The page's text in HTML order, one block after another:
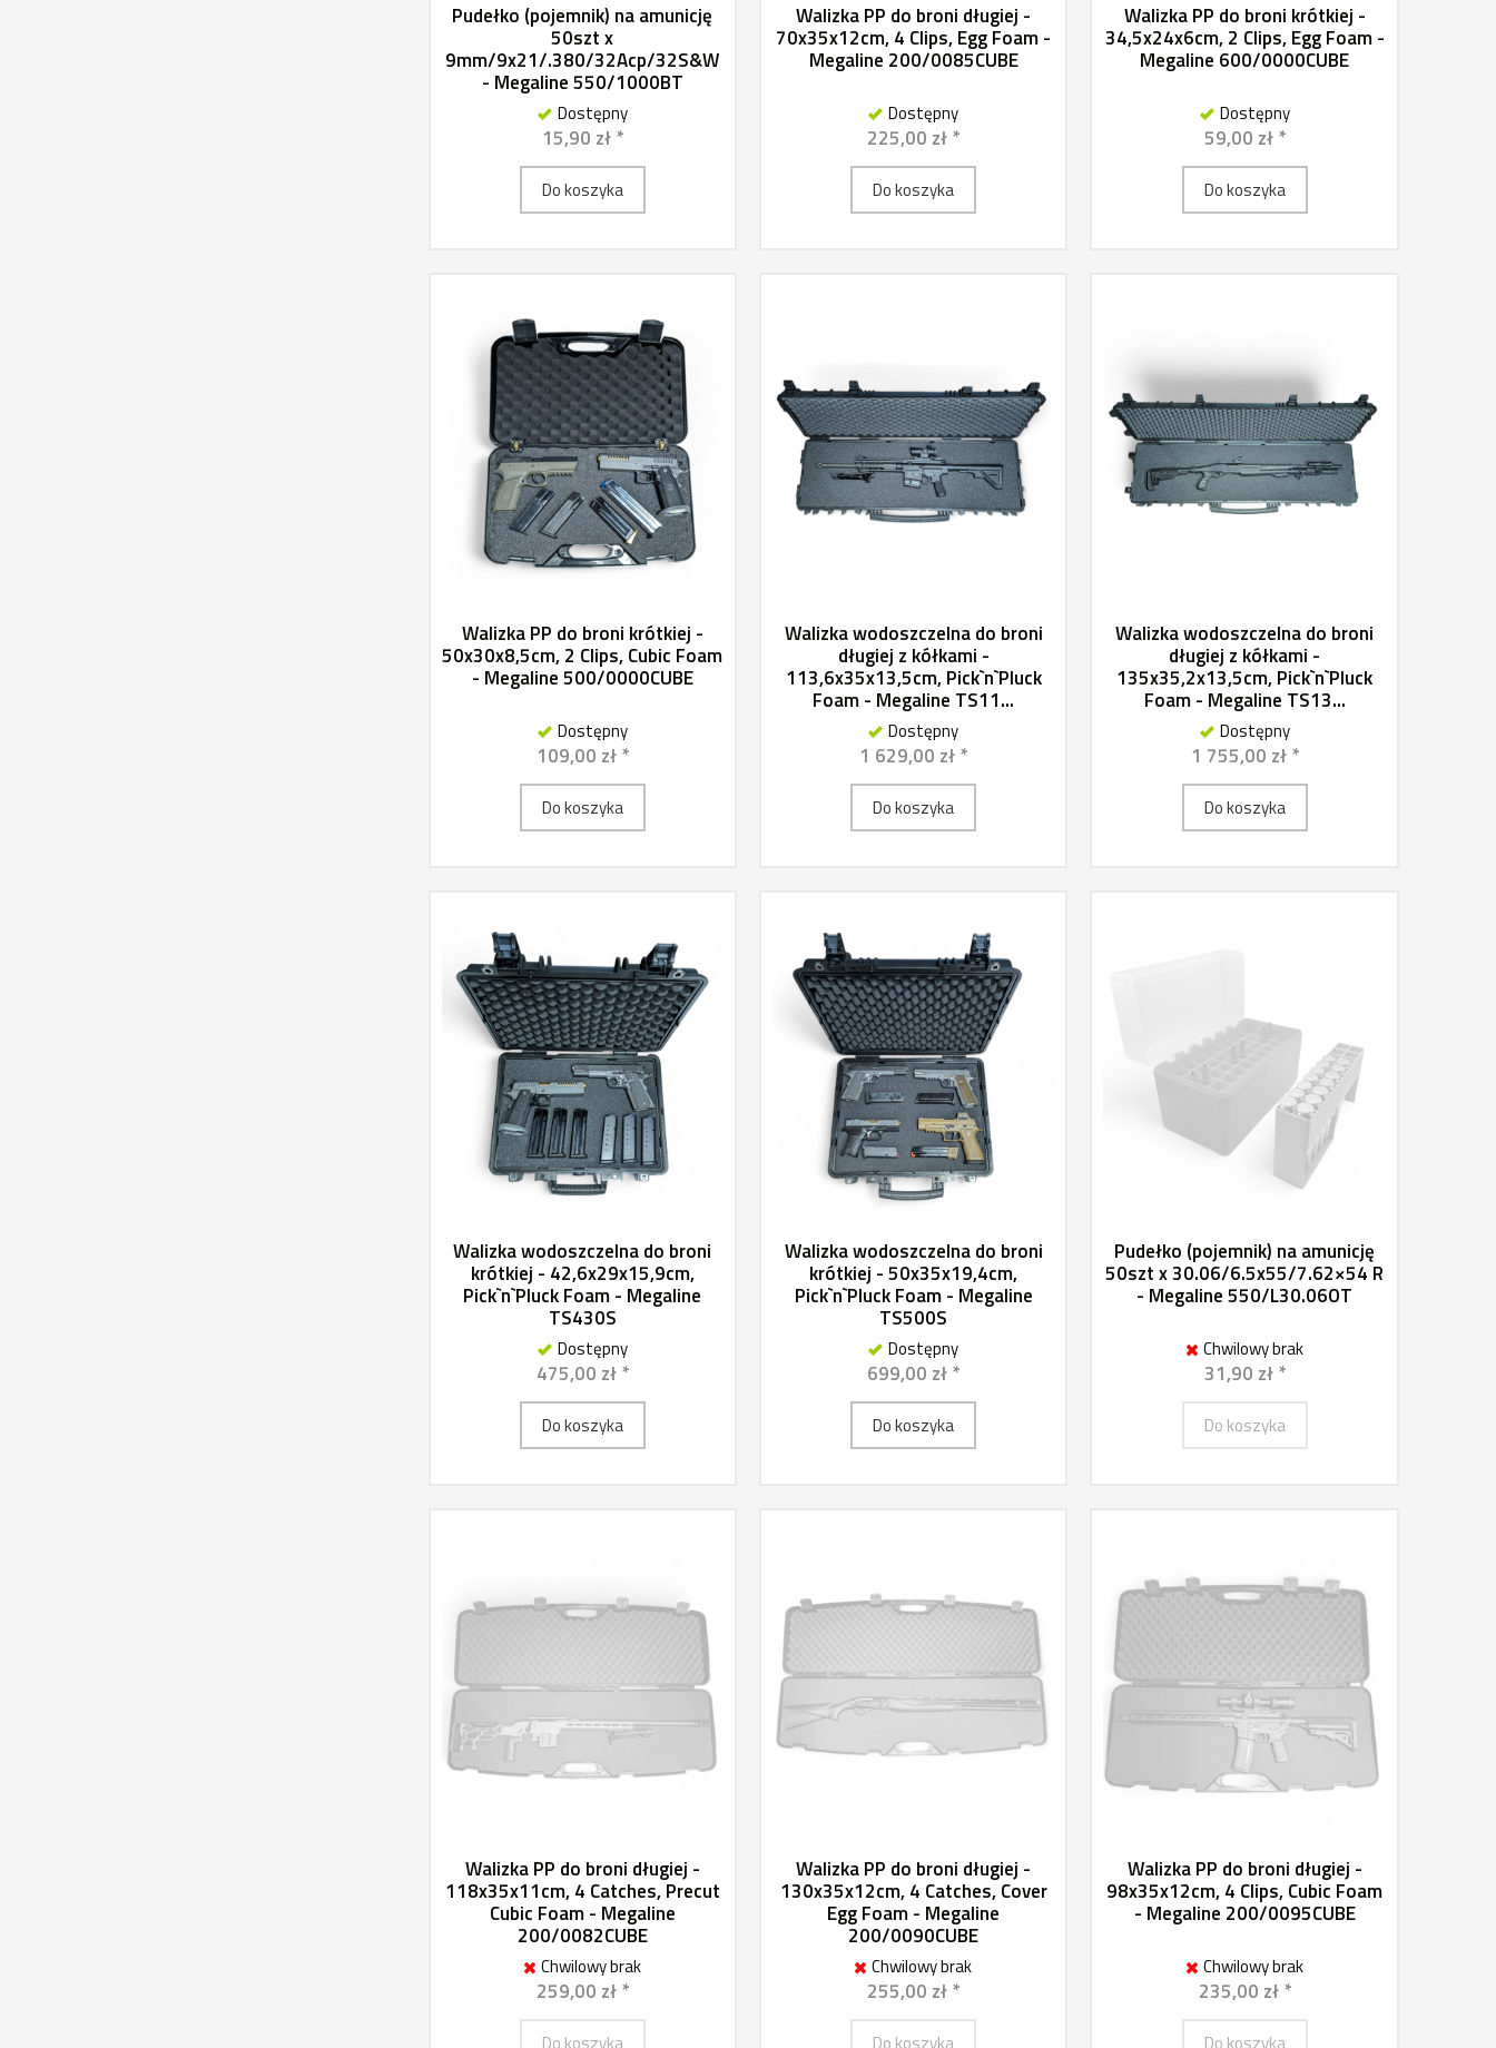
Pudełko (pojemnik) na amunicję
50szt x
9mm/9x21/.380/32Acp/32S&W
- Megaline 550/1000BT
Dostępny
15,90 zł *
Do koszyka
Walizka PP do broni długiej -
70x35x12cm, 4 Clips, Egg Foam -
Megaline 200/0085CUBE
Dostępny
225,00 zł *
Do koszyka
Walizka PP do broni krótkiej -
34,5x24x6cm, 2 Clips, Egg Foam -
Megaline 600/0000CUBE
Dostępny
59,00 zł *
Do koszyka
Walizka PP do broni krótkiej -
50x30x8,5cm, 2 Clips, Cubic Foam
- Megaline 500/0000CUBE
Dostępny
109,00 zł *
Do koszyka
Walizka wodoszczelna do broni
długiej z kółkami -
113,6x35x13,5cm, Pick`n`Pluck
Foam - Megaline TS11...
Dostępny
1 629,00 zł *
Do koszyka
Walizka wodoszczelna do broni
długiej z kółkami -
135x35,2x13,5cm, Pick`n`Pluck
Foam - Megaline TS13...
Dostępny
1 755,00 zł *
Do koszyka
Walizka wodoszczelna do broni
krótkiej - 42,6x29x15,9cm,
Pick`n`Pluck Foam - Megaline
TS430S
Dostępny
475,00 zł *
Do koszyka
Walizka wodoszczelna do broni
krótkiej - 50x35x19,4cm,
Pick`n`Pluck Foam - Megaline
TS500S
Dostępny
699,00 zł *
Do koszyka
Pudełko (pojemnik) na amunicję
50szt x 30.06/6.5x55/7.62×54 R
- Megaline 550/L30.06OT
Chwilowy brak
31,90 zł *
Do koszyka
Walizka PP do broni długiej -
118x35x11cm, 4 Catches, Precut
Cubic Foam - Megaline
200/0082CUBE
Chwilowy brak
259,00 zł *
Walizka PP do broni długiej -
130x35x12cm, 4 Catches, Cover
Egg Foam - Megaline
200/0090CUBE
Chwilowy brak
255,00 zł *
Walizka PP do broni długiej -
98x35x12cm, 4 Clips, Cubic Foam
- Megaline 200/0095CUBE
Chwilowy brak
235,00 zł *